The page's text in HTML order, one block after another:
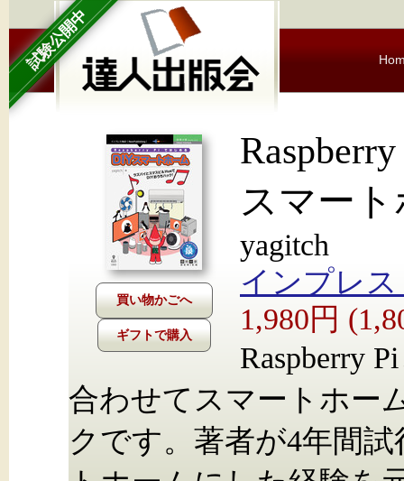
試験公開中
ギフトで購入
スマー
yagitch
インプレス
1,980円
Raspberry
合わせてスマートホー
クです。著者が4年間